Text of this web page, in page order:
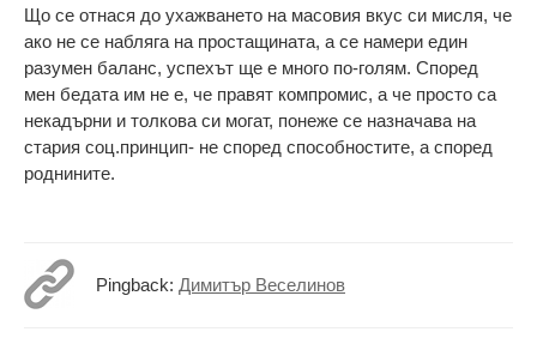
Що се отнася до ухажването на масовия вкус си мисля, че
ако не се набляга на простащината, а се намери един
разумен баланс, успехът ще е много по-голям. Според
мен бедата им не е, че правят компромис, а че просто са
некадърни и толкова си могат, понеже се назначава на
стария соц.принцип- не според способностите, а според
роднините.
Pingback: Димитър Веселинов